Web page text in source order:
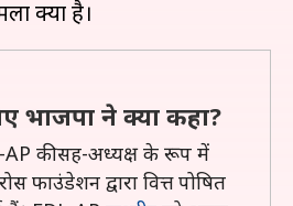
भाजपा ने क्या कहा?
की सह-अध्यक्ष के रूप में
फाउंडेशन द्वारा वित्त पोषित